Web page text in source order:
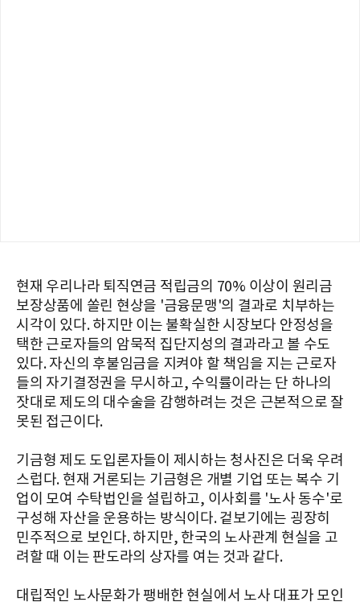
현재 우리나라 퇴직연금 적립금의 70% 이상이 원리금
보장상품에 쏠린 현상을 '금융문맹'의 결과로 치부하는
시각이 있다. 하지만 이는 불확실한 시장보다 안정성을
택한 근로자들의 암묵적 집단지성의 결과라고 볼 수도
있다. 자신의 후불임금을 지켜야 할 책임을 지는 근로자
들의 자기결정권을 무시하고, 수익률이라는 단 하나의
잣대로 제도의 대수술을 감행하려는 것은 근본적으로 잘
못된 접근이다.
기금형 제도 도입론자들이 제시하는 청사진은 더욱 우려
스럽다. 현재 거론되는 기금형은 개별 기업 또는 복수 기
업이 모여 수탁법인을 설립하고, 이사회를 '노사 동수'로
구성해 자산을 운용하는 방식이다. 겉보기에는 굉장히
민주적으로 보인다. 하지만, 한국의 노사관계 현실을 고
려할 때 이는 판도라의 상자를 여는 것과 같다.
대립적인 노사문화가 팽배한 현실에서 노사 대표가 모인